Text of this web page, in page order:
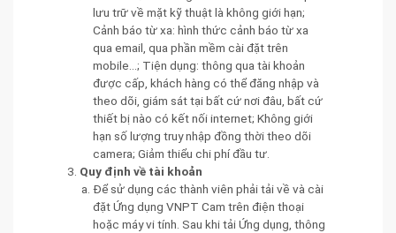
lưu trữ về mặt kỹ thuật là không giới hạn;
Cảnh báo từ xa: hình thức cảnh báo từ xa
qua email, qua phần mềm cài đặt trên
mobile...; Tiện dụng: thông qua tài khoản
được cấp, khách hàng có thể đăng nhập và
theo dõi, giám sát tại bất cứ nơi đâu, bất cứ
thiết bị nào có kết nối internet; Không giới
hạn số lượng truy nhập đồng thời theo dõi
camera; Giảm thiểu chi phí đầu tư.
Quy định về tài khoản
Để sử dụng các thành viên phải tải về và cài
đặt Ứng dụng VNPT Cam trên điện thoại
hoặc máy vi tính. Sau khi tải Ứng dụng, thông